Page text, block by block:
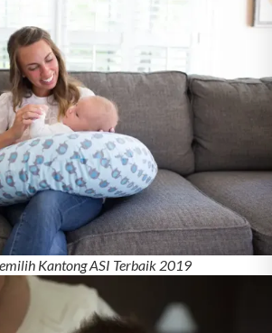
Kantong ASI Terbaik 2019